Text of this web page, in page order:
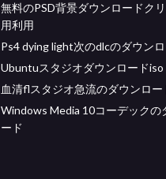
無料のPSD背景ダウンロードク
用利用
Ps4 dying light次のdlcのダウン
Ubuntuスタジオダウンロードiso
血清flスタジオ急流のダウンロー
Windows Media 10コーデックの
ード